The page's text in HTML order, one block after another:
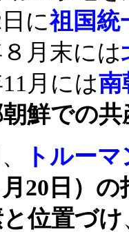
に祖国統
月末には
月には南
鮮での
トルーマ
月20日）
位置づけ